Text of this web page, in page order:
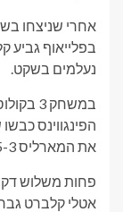
בפלייאוף גביע
נעלמים בשקט.
במשחק
הפינגווינס
את המארליס 5-3.
אטלי קלברט